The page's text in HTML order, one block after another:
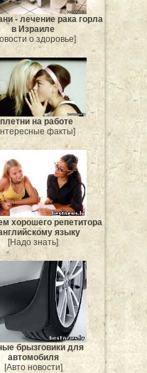
- лечение рака горла
в Израиле
о здоровье]
на работе
факты]
хорошего репетитора
языку
[Надо знать]
брызговики для
автомобиля
[Авто новости]